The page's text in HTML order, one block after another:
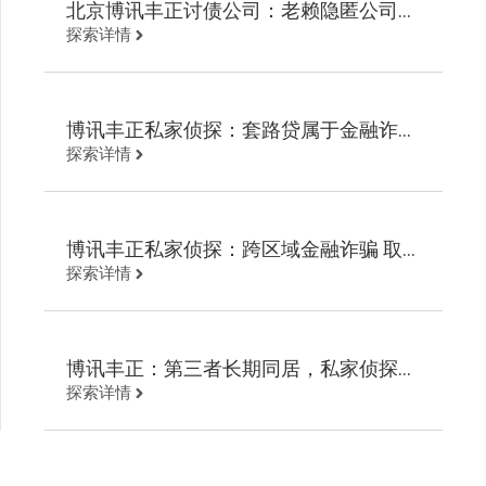
北京博讯丰正讨债公司：老赖隐匿公司债
务 讨债调查起诉回款
探索详情
博讯丰正私家侦探：套路贷属于金融诈骗
取证维权追回欠款
探索详情
博讯丰正私家侦探：跨区域金融诈骗 取
证定位轨迹高效追回欠款
探索详情
博讯丰正：第三者长期同居，私家侦探定
位调开房记录追回财物
探索详情